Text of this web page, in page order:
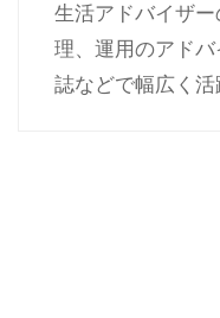
生活アドバイザ
理、運用のアド
誌などで幅広く活